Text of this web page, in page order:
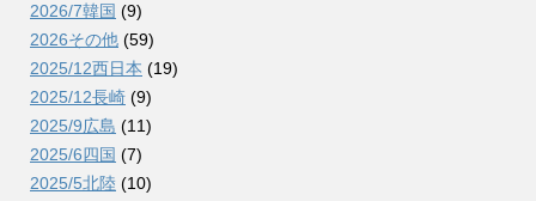
2026/7韓国 (9)
2026その他 (59)
2025/12西日本 (19)
2025/12長崎 (9)
2025/9広島 (11)
2025/6四国 (7)
2025/5北陸 (10)